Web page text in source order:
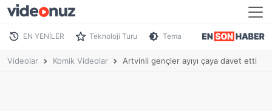
EN YENİLER Teknoloji Turu Tema
Videolar Komik Videolar Artvinli gençler ayıyı çaya davet etti